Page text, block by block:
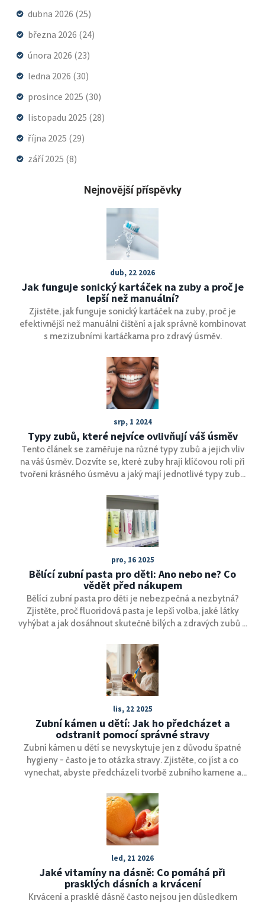
dubna 2026 (25)
března 2026 (24)
února 2026 (23)
ledna 2026 (30)
prosince 2025 (30)
listopadu 2025 (28)
října 2025 (29)
září 2025 (8)
Nejnovější příspěvky
dub, 22 2026
Jak funguje sonický kartáček na zuby a proč je
lepší než manuální?
Zjistěte, jak funguje sonický kartáček na zuby, proč je
efektivnější než manuální čištění a jak správně kombinovat
s mezizubními kartáčkama pro zdravý úsměv.
srp, 1 2024
Typy zubů, které nejvíce ovlivňují váš úsměv
Tento článek se zaměřuje na různé typy zubů a jejich vliv
na váš úsměv. Dozvíte se, které zuby hrají klíčovou roli při
tvoření krásného úsměvu a jaký mají jednotlivé typy zubů
tipy, jak o své zuby pečovat, abyste měli co nejkrásnější
úsměv.
pro, 16 2025
Bělící zubní pasta pro děti: Ano nebo ne? Co
vědět před nákupem
Bělící zubní pasta pro děti je nebezpečná a nezbytná?
Zjistěte, proč fluoridová pasta je lepší volba, jaké látky
vyhýbat a jak dosáhnout skutečně bílých a zdravých zubů u
lis, 22 2025
Zubní kámen u dětí: Jak ho předcházet a
odstranit pomocí správné stravy
Zubní kámen u dětí se nevyskytuje jen z důvodu špatné
hygieny - často je to otázka stravy. Zjistěte, co jíst a co
vynechat, abyste předcházeli tvorbě zubního kamene a
led, 21 2026
Jaké vitamíny na dásně: Co pomáhá při
prasklých dásních a krvácení
Krvácení a prasklé dásně často nejsou jen důsledkem